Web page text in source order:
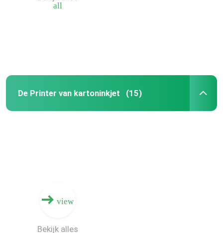
Verzoek om een Citaat
Golf Digitale Drukmachine
all
De Printer van kartoninkjet (15)
view
Bekijk alles